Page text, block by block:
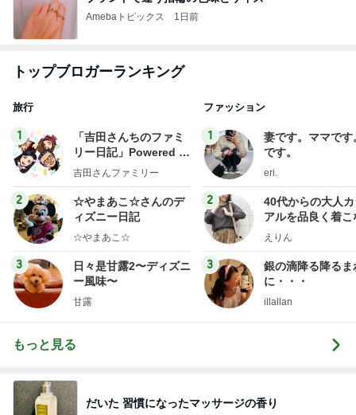
Amebaトピックス 1日前
トップブロガーランキング
旅行
1
「吉田さんちのファミ
リー日記」Powered b
y Ameba 吉田さんファ
ログ
吉田さんファミリー
2
☆やまあこ☆さんのデ
ィズニー日記
☆やまあこ☆
3
日々是甘露2〜ディズニ
ー風味〜
甘露
ファッション
1
妻です。ママです
です。
eri.
2
40代からの大人
アルを品良く着こ
ファッションブロ
えりん
3
銀の滴降る降るま
に・・・
illallan
もっと見る
だいた 習慣になったマッサージの香り